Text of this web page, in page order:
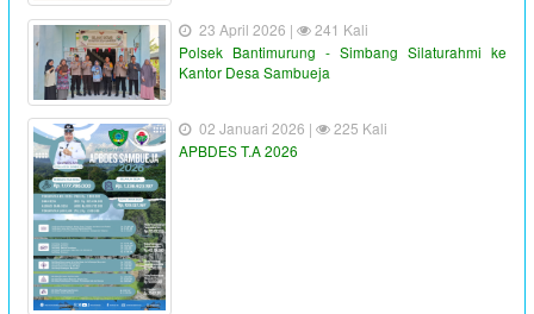
23 April 2026 |
241 Kali
Polsek Bantimurung - Simbang Silaturahmi ke
Kantor Desa Sambueja
02 Januari 2026 |
225 Kali
APBDES T.A 2026